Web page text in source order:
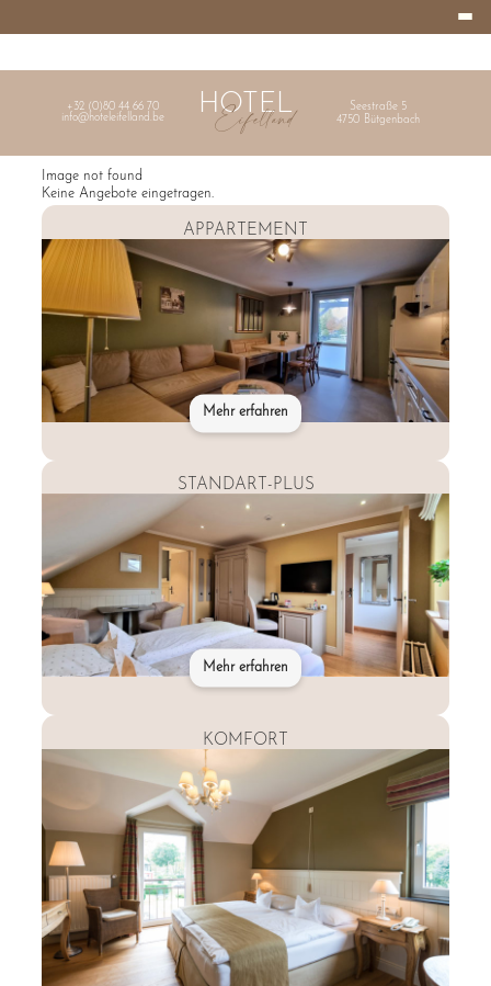
EIFELLAND
+32 (0)80 44 66 70
info@hoteleifelland.be
HOTEL
Eifelland
Seestraße 5
4750 Bütgenbach
Image not found
Keine Angebote eingetragen.
APPARTEMENT
Mehr erfahren
STANDART-PLUS
Mehr erfahren
KOMFORT